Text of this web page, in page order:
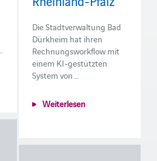
Die Stadtverwaltung Bad
Dürkheim hat ihren
Rechnungsworkflow mit
einem KI-gestützten
System von …
Weiterlesen